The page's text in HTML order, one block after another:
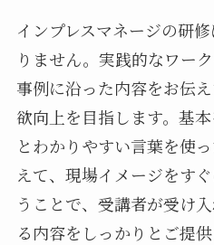
インプレスマネージの研
りません。実践的なワー
事例に沿った内容をお伝
欲向上を目指します。基
とわかりやすい言葉を使
えて、現場イメージをす
うことで、受講者が受け
る内容をしっかりとご提供